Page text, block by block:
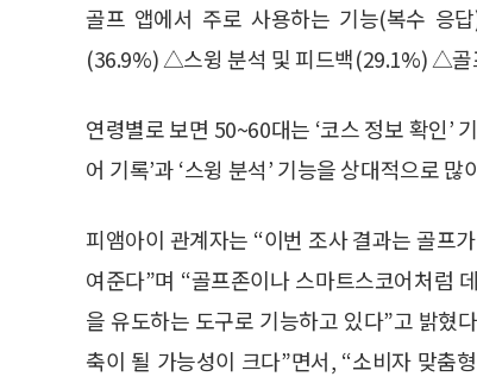
골프 앱에서 주로 사용하는 기능(복수
(36.9%) △스윙 분석 및 피드백(29.1%) △골
연령별로 보면 50~60대는 ‘코스 정보 확인’
어 기록’과 ‘스윙 분석’ 기능을 상대적으로
피앰아이 관계자는 “이번 조사 결과는 골프
여준다”며 “골프존이나 스마트스코어처럼
을 유도하는 도구로 기능하고 있다”고 밝혔
축이 될 가능성이 크다”면서, “소비자 맞춤